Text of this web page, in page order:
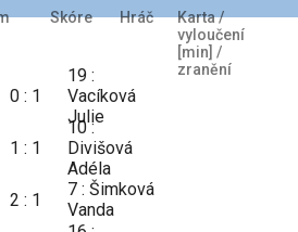
Skóre Hráč
Karta /
vyloučení
[min] /
zranění
0 : 1
19 :
Vacíková
Julie
1 : 1
10 :
Divišová
Adéla
2 : 1
7 : Šimková
Vanda